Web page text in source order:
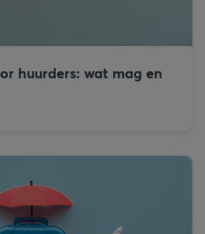
huurders: wat mag en